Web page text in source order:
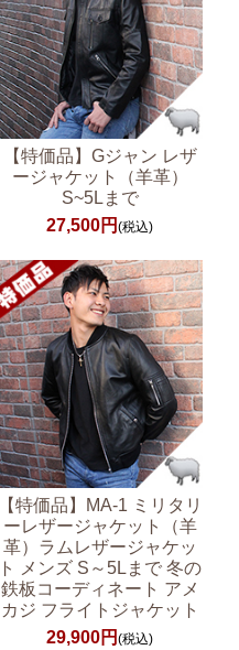
【特価品】Gジャン レザ
ージャケット（羊革）
S~5Lまで
27,500円(税込)
【特価品】MA-1 ミリタリ
ーレザージャケット（羊
革）ラムレザージャケッ
ト メンズ S～5Lまで 冬の
鉄板コーディネート アメ
カジ フライトジャケット
29,900円(税込)